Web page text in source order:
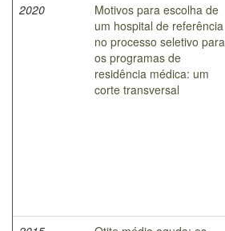
2020
Motivos para escolha de
um hospital de referência
no processo seletivo para
os programas de
residência médica: um
corte transversal